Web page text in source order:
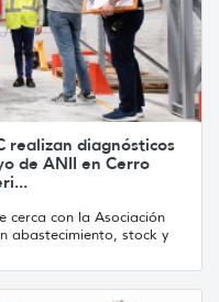
realizan diagnósticos
de ANII en Cerro
cerca con la Asociación
abastecimiento, stock y